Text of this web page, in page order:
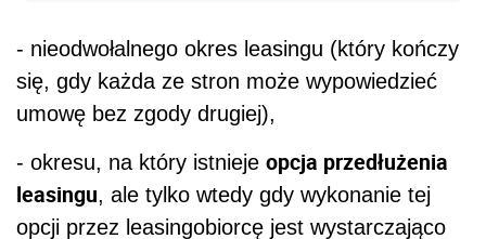
- nieodwołalnego okres leasingu (który kończy
się, gdy każda ze stron może wypowiedzieć
umowę bez zgody drugiej),
- okresu, na który istnieje opcja przedłużenia
leasingu, ale tylko wtedy gdy wykonanie tej
opcji przez leasingobiorcę jest wystarczająco